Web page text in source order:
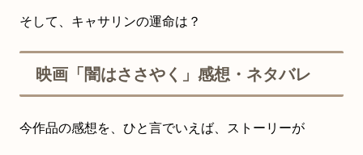
そして、キャサリンの運命は？
映画「闇はささやく」感想・ネタバレ
今作品の感想を、ひと言でいえば、ストーリーが